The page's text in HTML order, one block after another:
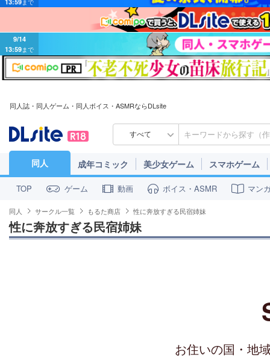
9/14
13:59まで
同人誌・同人ゲーム・同人ボイス・ASMRならDLsite
すべて
同人 成年コミック 美少女ゲーム スマホゲーム
TOP ゲーム 動画 ボイス・ASMR マン
同人 サークル一覧 もるた商店 性に奔放すぎる民宿姉妹
性に奔放すぎる民宿姉妹
お住いの国・地